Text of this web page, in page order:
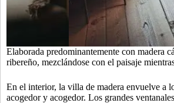
Elaborada predominantemente con madera
ribereño, mezclándose con el paisaje
En el interior, la villa de madera envuelve a
acogedor y acogedor. Los grandes